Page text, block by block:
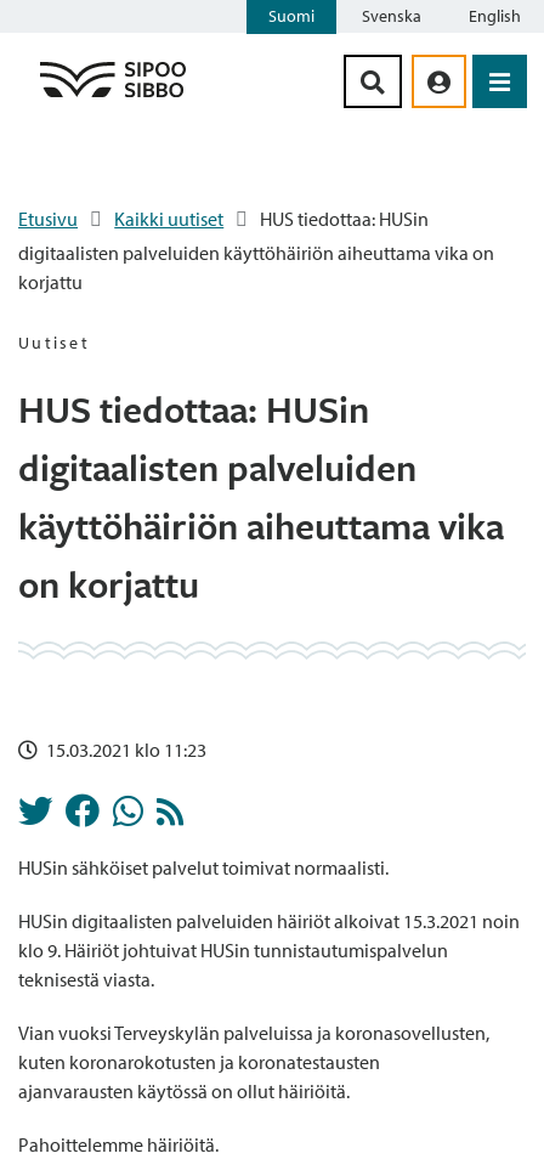
Suomi Svenska English
Etusivu Kaikki uutiset
HUS tiedottaa: HUSin
digitaalisten palveluiden käyttöhäiriön aiheuttama vika on
korjattu
Uutiset
HUS tiedottaa: HUSin
digitaalisten palveluiden
käyttöhäiriön aiheuttama vika
on korjattu
15.03.2021 klo 11:23
HUSin sähköiset palvelut toimivat normaalisti.
HUSin digitaalisten palveluiden häiriöt alkoivat 15.3.2021 noin
klo 9. Häiriöt johtuivat HUSin tunnistautumispalvelun
teknisestä viasta.
Vian vuoksi Terveyskylän palveluissa ja koronasovellusten,
kuten koronarokotusten ja koronatestausten
ajanvarausten käytössä on ollut häiriöitä.
Pahoittelemme häiriöitä.